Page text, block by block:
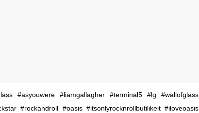
#asyouwere #liamgallagher #terminal5 #lg #wallofglass
#rockandroll #oasis #itsonlyrocknrollbutilikeit #iloveoasis